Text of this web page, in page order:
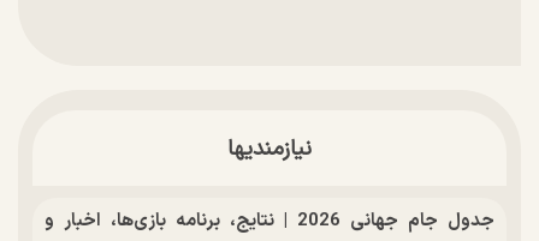
نیازمندیها
جدول جام جهانی 2026 | نتایج، برنامه بازی‌ها، اخبار و